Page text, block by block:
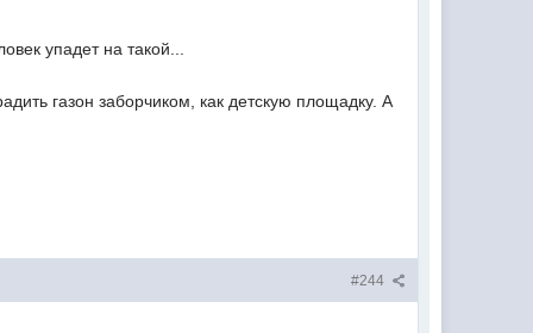
упадет на такой...
газон заборчиком, как детскую площадку. А
#244